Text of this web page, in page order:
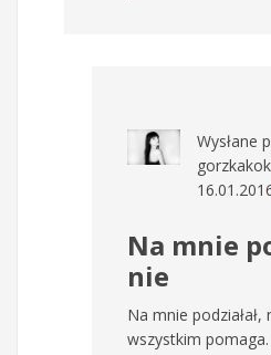
Wysłane
Na mnie
nie
Na mnie podziałał,
wszystkim